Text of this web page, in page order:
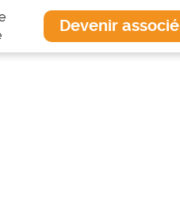
Devenir associé